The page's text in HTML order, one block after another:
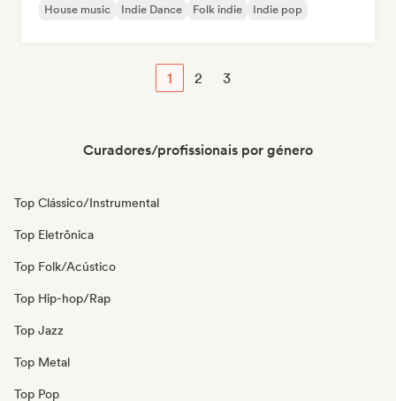
House music Indie Dance Folk indie Indie pop
1 2 3
Curadores/profissionais por género
Top Clássico/Instrumental
Top Eletrônica
Top Folk/Acústico
Top Hip-hop/Rap
Top Jazz
Top Metal
Top Pop